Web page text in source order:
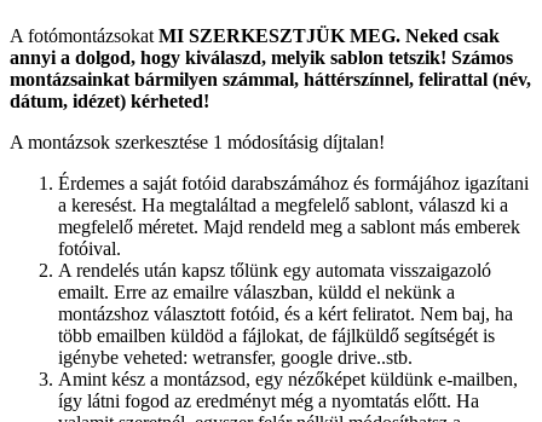
A fotómontázsokat MI SZERKESZTJÜK MEG. Neked csak
annyi a dolgod, hogy kiválaszd, melyik sablon tetszik! Számos
montázsainkat bármilyen számmal, háttérszínnel, felirattal (név,
dátum, idézet) kérheted!
A montázsok szerkesztése 1 módosításig díjtalan!
Érdemes a saját fotóid darabszámához és formájához igazítani
a keresést. Ha megtaláltad a megfelelő sablont, válaszd ki a
megfelelő méretet. Majd rendeld meg a sablont más emberek
fotóival.
A rendelés után kapsz tőlünk egy automata visszaigazoló
emailt. Erre az emailre válaszban, küldd el nekünk a
montázshoz választott fotóid, és a kért feliratot. Nem baj, ha
több emailben küldöd a fájlokat, de fájlküldő segítségét is
igénybe veheted: wetransfer, google drive..stb.
Amint kész a montázsod, egy nézőképet küldünk e-mailben,
így látni fogod az eredményt még a nyomtatás előtt. Ha